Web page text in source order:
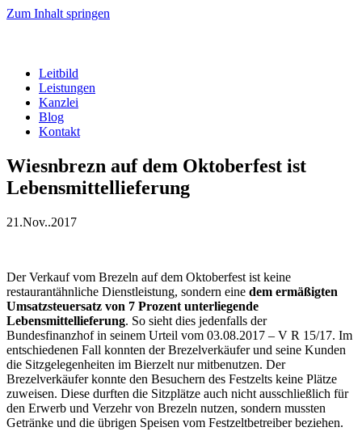
Zum Inhalt springen
Leitbild
Leistungen
Kanzlei
Blog
Kontakt
Wiesnbrezn auf dem Oktoberfest ist
Lebensmittellieferung
21.Nov..2017
Der Verkauf vom Brezeln auf dem Oktoberfest ist keine
restaurantähnliche Dienstleistung, sondern eine dem ermäßigten
Umsatzsteuersatz von 7 Prozent unterliegende
Lebensmittellieferung. So sieht dies jedenfalls der
Bundesfinanzhof in seinem Urteil vom 03.08.2017 – V R 15/17. Im
entschiedenen Fall konnten der Brezelverkäufer und seine Kunden
die Sitzgelegenheiten im Bierzelt nur mitbenutzen. Der
Brezelverkäufer konnte den Besuchern des Festzelts keine Plätze
zuweisen. Diese durften die Sitzplätze auch nicht ausschließlich für
den Erwerb und Verzehr von Brezeln nutzen, sondern mussten
Getränke und die übrigen Speisen vom Festzeltbetreiber beziehen.